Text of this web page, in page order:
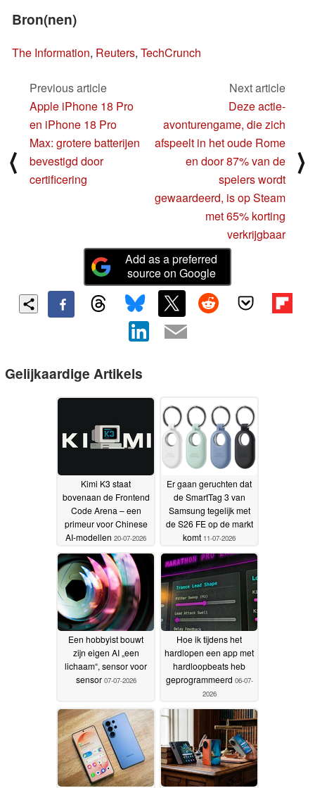
Bron(nen)
The Information, Reuters, TechCrunch
⟨
Previous article
Apple iPhone 18 Pro
en iPhone 18 Pro
Max: grotere batterijen
bevestigd door
certificering
Next article
Deze actie-
avonturengame, die zich
afspeelt in het oude Rome
en door 87% van de
spelers wordt
gewaardeerd, is op Steam
met 65% korting
verkrijgbaar
⟩
Add as a preferred
source on Google
Gelijkaardige Artikels
Kimi K3 staat
bovenaan de Frontend
Code Arena – een
primeur voor Chinese
AI-modellen 20-07-2026
Er gaan geruchten dat
de SmartTag 3 van
Samsung tegelijk met
de S26 FE op de markt
komt 11-07-2026
Een hobbyist bouwt
zijn eigen AI „een
lichaam“, sensor voor
sensor 07-07-2026
Hoe ik tijdens het
hardlopen een app met
hardloopbeats heb
geprogrammeerd 06-07-
2026